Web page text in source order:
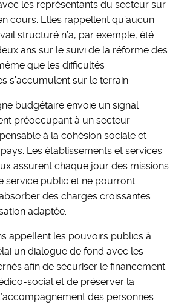
les représentants du secteur sur
cours. Elles rappellent qu’aucun
structuré n’a, par exemple, été
ans sur le suivi de la réforme des
que les difficultés
s’accumulent sur le terrain.
budgétaire envoie un signal
préoccupant à un secteur
à la cohésion sociale et
Les établissements et services
assurent chaque jour des missions
service public et ne pourront
des charges croissantes
adaptée.
appellent les pouvoirs publics à
un dialogue de fond avec les
afin de sécuriser le financement
social et de préserver la
des personnes